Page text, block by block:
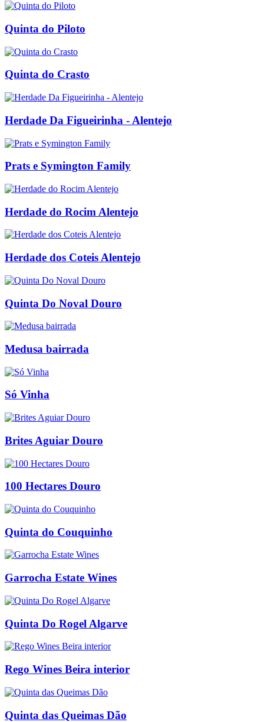
Quinta do Piloto
Quinta do Crasto
Herdade Da Figueirinha - Alentejo
Prats e Symington Family
Herdade do Rocim Alentejo
Herdade dos Coteis Alentejo
Quinta Do Noval Douro
Medusa bairrada
Só Vinha
Brites Aguiar Douro
100 Hectares Douro
Quinta do Couquinho
Garrocha Estate Wines
Quinta Do Rogel Algarve
Rego Wines Beira interior
Quinta das Queimas Dão